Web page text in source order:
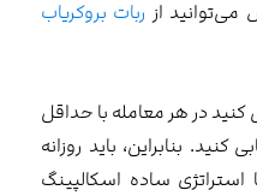
می‌توانید از ربات بروکریاب
در هر معامله با حداقل
کنید. بنابراین، باید روزانه
استراتژی ساده اسکالپینگ